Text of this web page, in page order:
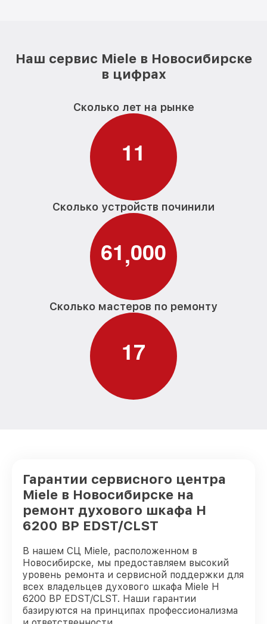
Наш сервис Miele в Новосибирске
в цифрах
Сколько лет на рынке
11
Сколько устройств починили
61,000
Сколько мастеров по ремонту
17
Гарантии сервисного центра
Miele в Новосибирске на
ремонт духового шкафа H
6200 BP EDST/CLST
В нашем СЦ Miele, расположенном в
Новосибирске, мы предоставляем высокий
уровень ремонта и сервисной поддержки для
всех владельцев духового шкафа Miele H
6200 BP EDST/CLST. Наши гарантии
базируются на принципах профессионализма